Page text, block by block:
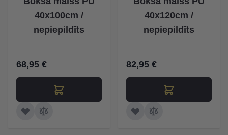
40x100cm /
nepiepildīts
68,95 €
40x120cm /
nepiepildīts
82,95 €